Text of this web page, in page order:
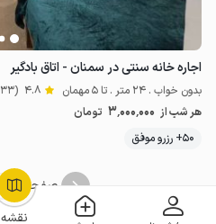
نقشه
OpenStreetMap
اجاره خانه سنتی در سمنان - اتاق بادگیر
بدون خواب . 24 متر . تا 5 مهمان 4.8 (33 نظر)
هر شب از 3٬000٬000 تومان
50+ رزرو موفق
صفحه 1